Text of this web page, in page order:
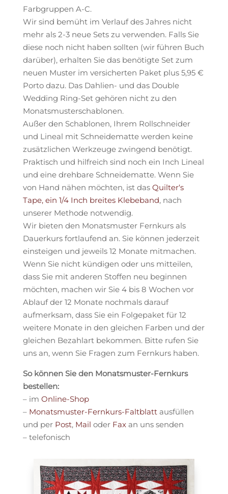
Farbgruppen A-C.
Wir sind bemüht im Verlauf des Jahres nicht
mehr als 2-3 neue Sets zu verwenden. Falls Sie
diese noch nicht haben sollten (wir führen Buch
darüber), erhalten Sie das benötigte Set zum
neuen Muster im versicherten Paket plus 5,95 €
Porto dazu. Das Dahlien- und das Double
Wedding Ring-Set gehören nicht zu den
Monatsmusterschablonen.
Außer den Schablonen, Ihrem Rollschneider
und Lineal mit Schneidematte werden keine
zusätzlichen Werkzeuge zwingend benötigt.
Praktisch und hilfreich sind noch ein Inch Lineal
und eine drehbare Schneidematte. Wenn Sie
von Hand nähen möchten, ist das Quilter‘s
Tape, ein 1/4 Inch breites Klebeband, nach
unserer Methode notwendig.
Wir bieten den Monatsmuster Fernkurs als
Dauerkurs fortlaufend an. Sie können jederzeit
einsteigen und jeweils 12 Monate mitmachen.
Wenn Sie nicht kündigen oder uns mitteilen,
dass Sie mit anderen Stoffen neu beginnen
möchten, machen wir Sie 4 bis 8 Wochen vor
Ablauf der 12 Monate nochmals darauf
aufmerksam, dass Sie ein Folgepaket für 12
weitere Monate in den gleichen Farben und der
gleichen Bezahlart bekommen. Bitte rufen Sie
uns an, wenn Sie Fragen zum Fernkurs haben.
So können Sie den Monatsmuster-Fernkurs
bestellen:
– im Online-Shop
– Monatsmuster-Fernkurs-Faltblattausfüllen
und per Post, Mail oder Faxan uns senden
– telefonisch